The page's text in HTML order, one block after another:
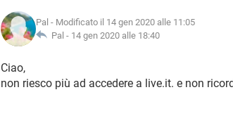
Pal - Modificato il 14 gen 2020 alle 11:05
Pal - 14 gen 2020 alle 18:40
Ciao,
non riesco più ad accedere a live.it. e non